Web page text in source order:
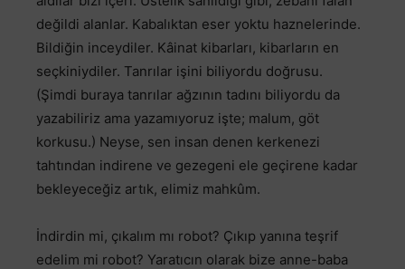
değildi alanlar. Kabalıktan eser yoktu haznelerinde.
Bildiğin inceydiler. Kâinat kibarları, kibarların en
seçkiniydiler. Tanrılar işini biliyordu doğrusu.
(Şimdi buraya tanrılar ağzının tadını biliyordu da
yazabiliriz ama yazamıyoruz işte; malum, göt
korkusu.) Neyse, sen insan denen kerkenezi
tahtından indirene ve gezegeni ele geçirene kadar
bekleyeceğiz artık, elimiz mahkûm.
İndirdin mi, çıkalım mı robot? Çıkıp yanına teşrif
edelim mi robot? Yaratıcın olarak bize anne-baba